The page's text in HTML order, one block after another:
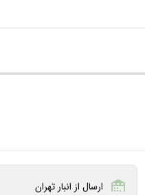
ارسال از انبار تهران